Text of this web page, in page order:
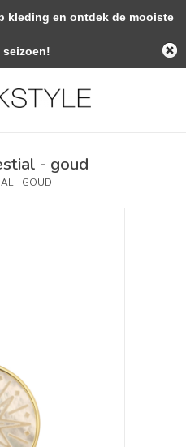
0 Artikelen - €0,00
- goud
- GOUD
kleding en ontdek de mooiste
seizoen!